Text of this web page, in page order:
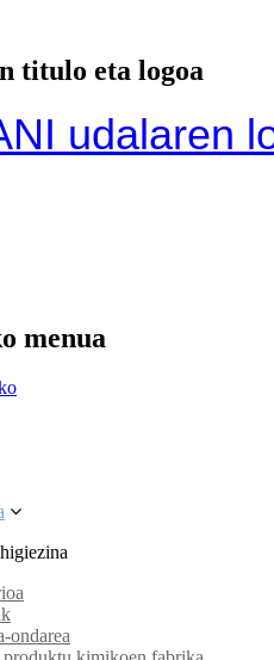
titulo eta logoa
menua
ondarea